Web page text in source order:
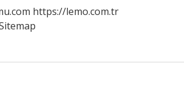
https://lemo.com.tr